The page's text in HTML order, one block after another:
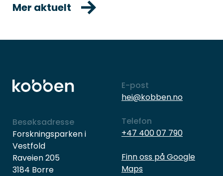
Mer aktuelt
Besøksadresse
Forskningsparken i
Vestfold
Raveien 205
3184 Borre
E-post
hei@kobben.no
Telefon
+47 400 07 790
Finn oss på Google
Maps